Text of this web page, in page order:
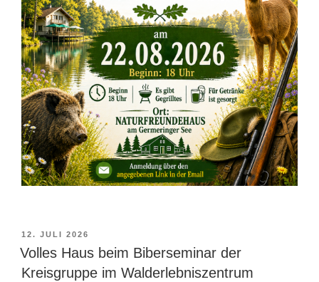
VERÖFFENTLICHT
AM
12. JULI 2026
Volles Haus beim Biberseminar der
Kreisgruppe im Walderlebniszentrum